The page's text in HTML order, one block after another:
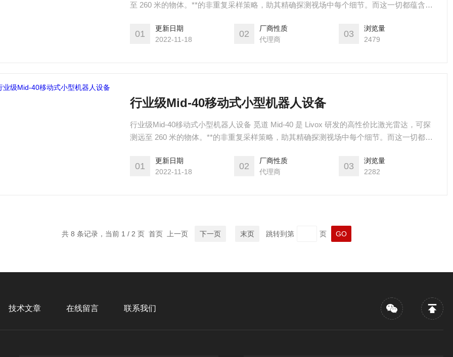
至 260 米的物体。**的非重复采样策略，助其精确探测视场中每个细节。而这一切都蕴含于
机器人、园区物流、车路协同、测绘、安防等领域从小批量测试走向大规模应用。
01
更新日期
2022-11-18
02
厂商性质
代理商
03
浏览量
2479
行业级Mid-40移动式小型机器人设备
行业级Mid-40移动式小型机器人设备 觅道 Mid-40 是 Livox 研发的高性价比激光雷达，可探
测远至 260 米的物体。**的非重复采样策略，助其精确探测视场中每个细节。而这一切都蕴
移动机器人、园区物流、车路协同、测绘、安防等领域从小批量测试走向大规模应用。
01
更新日期
2022-11-18
02
厂商性质
代理商
03
浏览量
2282
共 8 条记录，当前 1 / 2 页 首页 上一页 下一页 末页 跳转到第 页
技术文章 在线留言 联系我们